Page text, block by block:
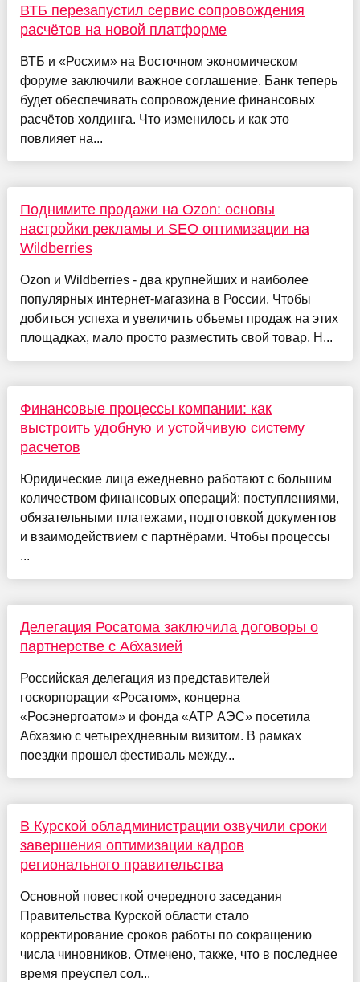
ВТБ перезапустил сервис сопровождения
расчётов на новой платформе
ВТБ и «Росхим» на Восточном экономическом
форуме заключили важное соглашение. Банк теперь
будет обеспечивать сопровождение финансовых
расчётов холдинга. Что изменилось и как это
повлияет на...
Поднимите продажи на Ozon: основы
настройки рекламы и SEO оптимизации на
Wildberries
Ozon и Wildberries - два крупнейших и наиболее
популярных интернет-магазина в России. Чтобы
добиться успеха и увеличить объемы продаж на этих
площадках, мало просто разместить свой товар. Н...
Финансовые процессы компании: как
выстроить удобную и устойчивую систему
расчетов
Юридические лица ежедневно работают с большим
количеством финансовых операций: поступлениями,
обязательными платежами, подготовкой документов
и взаимодействием с партнёрами. Чтобы процессы
...
Делегация Росатома заключила договоры о
партнерстве с Абхазией
Российская делегация из представителей
госкорпорации «Росатом», концерна
«Росэнергоатом» и фонда «АТР АЭС» посетила
Абхазию с четырехдневным визитом. В рамках
поездки прошел фестиваль между...
В Курской обладминистрации озвучили сроки
завершения оптимизации кадров
регионального правительства
Основной повесткой очередного заседания
Правительства Курской области стало
корректирование сроков работы по сокращению
числа чиновников. Отмечено, также, что в последнее
время преуспел сол...